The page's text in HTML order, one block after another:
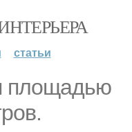
статьи
площадью